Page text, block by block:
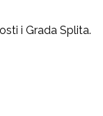
i Grada Splita.